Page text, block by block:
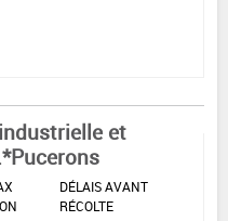
et
DÉLAIS AVANT
RÉCOLTE